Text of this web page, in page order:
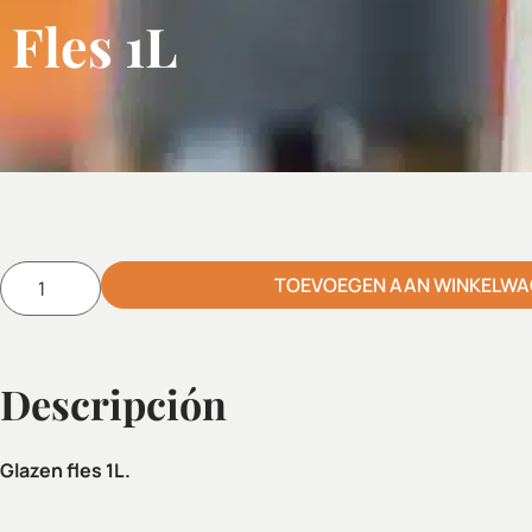
Fles 1L
TOEVOEGEN AAN
Alternative:
Descripción
Glazen fles 1L.